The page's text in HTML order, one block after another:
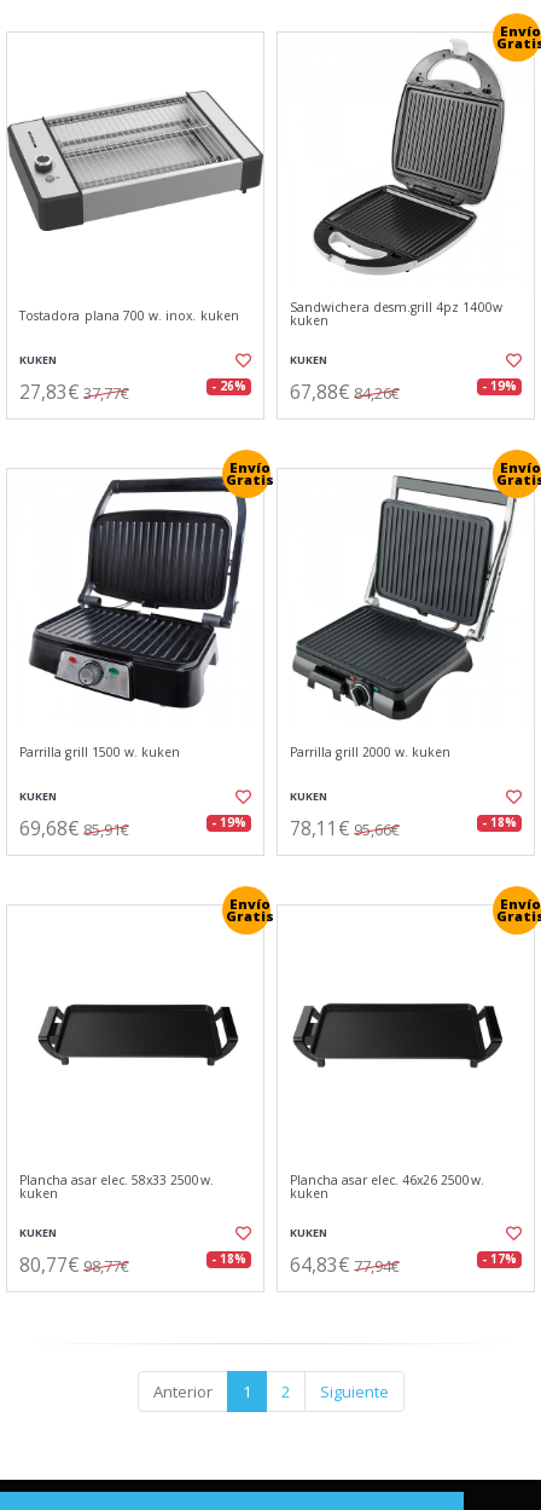
Tostadora plana 700 w. inox. kuken
KUKEN
27,83€ 37,77€ - 26%
Envío
Sandwichera desm.grill 4pz 1400w
kuken
KUKEN
67,88€ 84,26€ - 19%
Envío
Gratis
Parrilla grill 1500 w. kuken
KUKEN
69,68€ 85,91€ - 19%
Envío
Parrilla grill 2000 w. kuken
KUKEN
78,11€ 95,66€ - 18%
Envío
Gratis
Plancha asar elec. 58x33 2500w.
kuken
KUKEN
80,77€ 98,77€ - 18%
Envío
Plancha asar elec. 46x26 2500w.
kuken
KUKEN
64,83€ 77,94€ - 17%
Anterior 1 2 Siguiente